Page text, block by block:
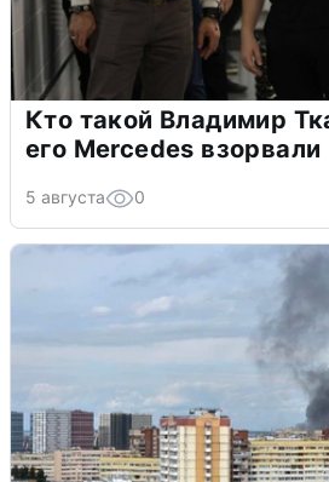
Кто такой Владимир
его Mercedes взорвали
5 августа 0